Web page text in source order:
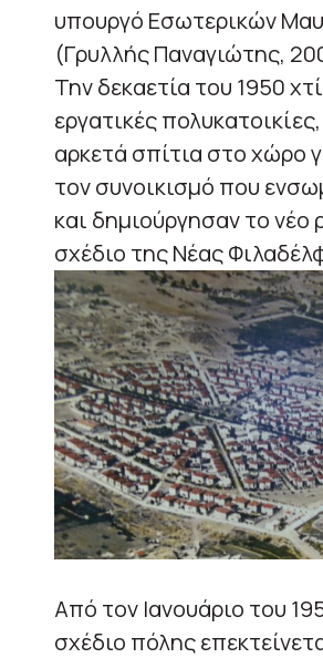
υπουργό Εσωτερικών
(Γρυλλής Παναγιώτης,
Την δεκαετία του 1950
εργατικές
αρκετά σπίτια στο χώρο
τον συνοικισμό που
και δημιούργησαν το νέο
σχέδιο της Νέας
Από τον Ιανουάριο του
σχέδιο πόλης